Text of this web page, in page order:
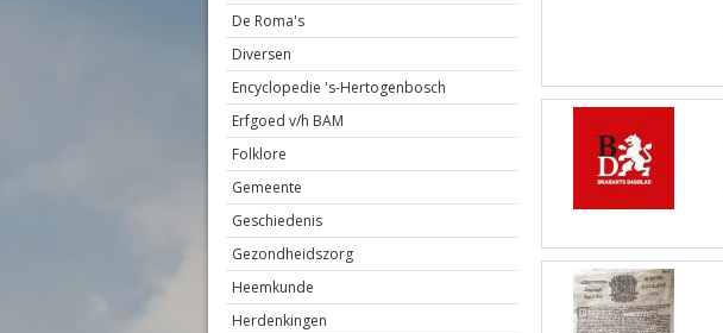
De Roma's
Diversen
Encyclopedie 's-Hertogenbosch
Erfgoed v/h BAM
Folklore
Gemeente
Geschiedenis
Gezondheidszorg
Heemkunde
Herdenkingen